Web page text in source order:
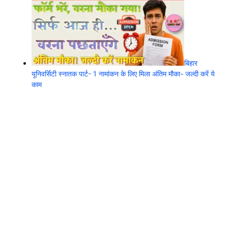
बिहार
यूनिवर्सिटी स्नातक पार्ट- 1 नामांकन के लिए मिला अंतिम मौका- जल्दी करें ये
काम